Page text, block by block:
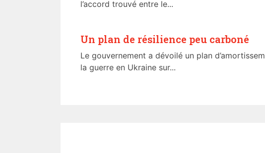
l’accord trouvé entre le...
Un plan de résilience peu carboné
Le gouvernement a dévoilé un plan
la guerre en Ukraine sur...